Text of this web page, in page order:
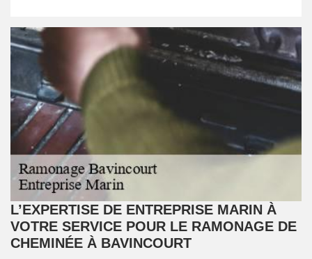
L’EXPERTISE DE ENTREPRISE MARIN À
VOTRE SERVICE POUR LE RAMONAGE DE
CHEMINÉE À BAVINCOURT